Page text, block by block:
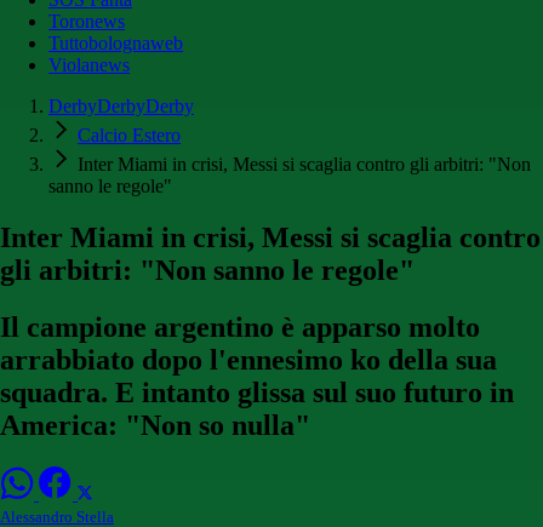
Toronews
Tuttobolognaweb
Violanews
DerbyDerbyDerby
Calcio Estero
Inter Miami in crisi, Messi si scaglia contro gli arbitri: "Non
sanno le regole"
Inter Miami in crisi, Messi si scaglia contro
gli arbitri: "Non sanno le regole"
Il campione argentino è apparso molto
arrabbiato dopo l'ennesimo ko della sua
squadra. E intanto glissa sul suo futuro in
America: "Non so nulla"
Alessandro Stella